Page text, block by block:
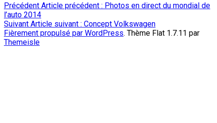
Précédent Article précédent : Photos en direct du mondial de
l’auto 2014
Suivant Article suivant : Concept Volkswagen
Fièrement propulsé par WordPress. Thème Flat 1.7.11 par
Themeisle